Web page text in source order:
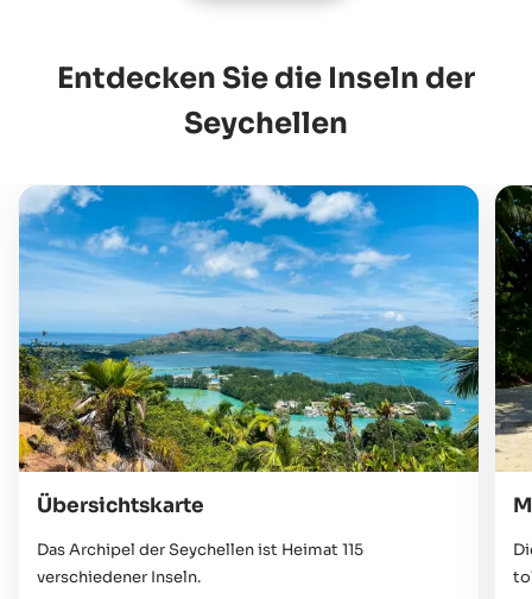
Entdecken Sie die Inseln der
Seychellen
Übersichtskarte
Das Archipel der Seychellen ist Heimat 115
verschiedener Inseln.